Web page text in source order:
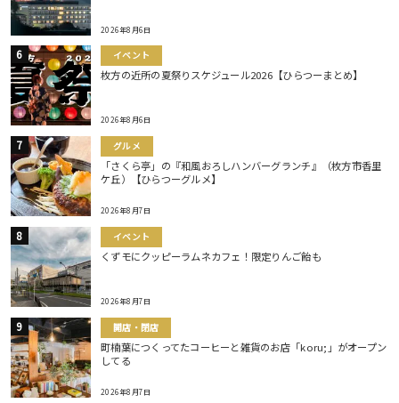
2026年8月6日
イベント
枚方の近所の夏祭りスケジュール2026【ひらつーまとめ】
2026年8月6日
グルメ
「さくら亭」の『和風おろしハンバーグランチ』（枚方市香里
ケ丘）【ひらつーグルメ】
2026年8月7日
イベント
くずモにクッピーラムネカフェ！限定りんご飴も
2026年8月7日
開店・閉店
町楠葉につくってたコーヒーと雑貨のお店「koru;」がオープン
してる
2026年8月7日